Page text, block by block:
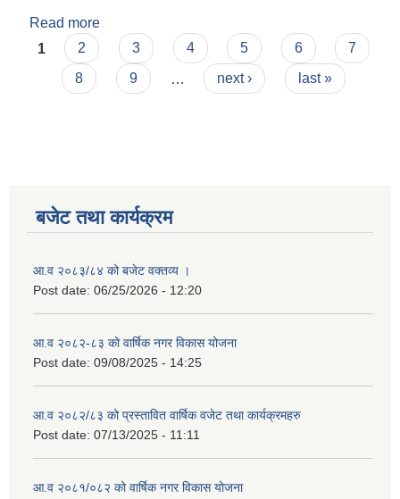
Read more
Pages
1 2 3 4 5 6
7
8
9 next › last »
बजेट तथा कार्यक्रम
आ.व २०८३/८४ को बजेट वक्तव्य ।
Post date: 06/25/2026 - 12:20
आ.व २०८२-८३ को वार्षिक नगर विकास योजना
Post date: 09/08/2025 - 14:25
आ.व २०८२/८३ को प्रस्तावित वार्षिक वजेट तथा कार्यक्रमहरु
Post date: 07/13/2025 - 11:11
आ.व २०८१/०८२ को वार्षिक नगर विकास योजना